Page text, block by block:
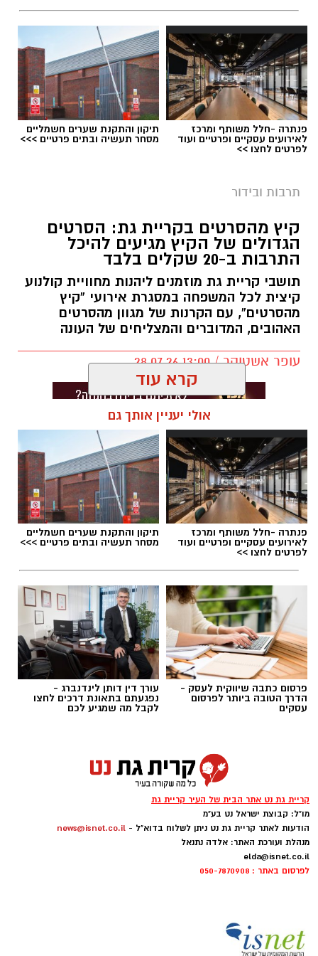
פנתרה -חלל משותף ומרכז
לאירועים עסקיים ופרטיים ועוד
לפרטים לחצו >>
תיקון והתקנת שערים חשמליים
מסחר תעשיה ובתים פרטיים >>>
תרבות ובידור
קיץ מהסרטים בקריית גת: הסרטים
הגדולים של הקיץ מגיעים להיכל
התרבות ב-20 שקלים בלבד
תושבי קריית גת מוזמנים ליהנות מחוויית קולנוע
קיצית לכל המשפחה במסגרת אירועי “קיץ
מהסרטים”, עם הקרנות של מגוון מהסרטים
האהובים, המדוברים והמצליחים של העונה
עופר אשטוקר / 13:00 28.07.26
תגים:סרטים ב-20 שקלים בקריית גת
אילוסטרציה קולנוע
סרטים לכל הגילים, באווירה ממוזגת ועל המסך
הגדול, במחיר מיוחד של 20 שקלים בלבד לכרטיס.
המיזם נועד לאפשר למשפחות ולתושבים לבלות
בחופשת הקיץ במחיר נגיש, מבלי לצאת מהעיר.
ההקרנות מצטרפות למגוון פעילויות התרבות
והפנאי שמתקיימות בקריית גת במהלך החופש
לרכישת כרטיסים ולקבלת מידע נוסף ניתן להיכנס
קרא עוד
אולי יעניין אותך גם
פנתרה -חלל משותף ומרכז
לאירועים עסקיים ופרטיים ועוד
לפרטים לחצו >>
תיקון והתקנת שערים חשמליים
מסחר תעשיה ובתים פרטיים >>>
פרסום כתבה שיווקית לעסק -
הדרך הטובה ביותר לפרסום
עסקים
עורך דין דותן לינדנברג -
נפגעתם בתאונת דרכים לחצו
לקבל מה שמגיע לכם
קריית גת נט אתר הבית של העיר קריית גת
מו"ל: קבוצת ישראל נט בע"מ
הודעות לאתר קריית גת נט ניתן לשלוח בדוא"ל - news@isnet.co.il
מנהלת ועורכת האתר: אלדה נתנאל
elda@isnet.co.il
לפרסום באתר : 050-7870908